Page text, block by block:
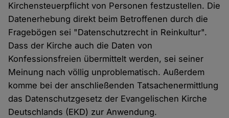
Kirchensteuerpflicht von Personen festzustellen. Die
Datenerhebung direkt beim Betroffenen durch die
Fragebögen sei "Datenschutzrecht in Reinkultur".
Dass der Kirche auch die Daten von
Konfessionsfreien übermittelt werden, sei seiner
Meinung nach völlig unproblematisch. Außerdem
komme bei der anschließenden Tatsachenermittlung
das Datenschutzgesetz der Evangelischen Kirche
Deutschlands (EKD) zur Anwendung.